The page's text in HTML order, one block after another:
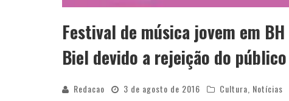
Festival de música jovem em
Biel devido a rejeição do público
Redacao 3 de agosto de 2016 Cultura Notícias